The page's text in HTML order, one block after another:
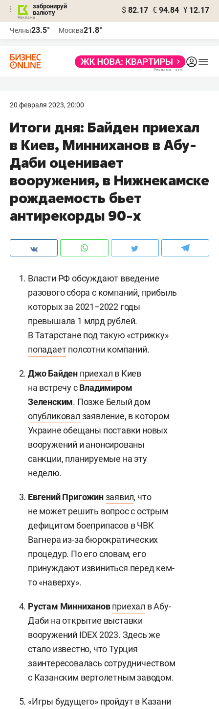
забронируй
валюту
$ 82.17 € 94.84 ¥ 12.17
Челны23.5° Москва21.8°
20 февраля 2023, 20:00
Итоги дня: Байден приехал
в Киев, Минниханов в Абу-
Даби оценивает
вооружения, в Нижнекамске
рождаемость бьет
антирекорды 90-х
Власти РФ обсуждают введение
разового сбора с компаний, прибыль
которых за 2021−2022 годы
превышала 1 млрд рублей.
В Татарстане под такую «стрижку»
попадаетполсотни компаний.
Джо Байден приехал в Киев
на встречу сВладимиром
Зеленским. Позже Белый дом
опубликовал заявление, в котором
Украине обещаны поставки новых
вооружений и анонсированы
санкции, планируемые на эту
неделю.
Евгений Пригожинзаявил, что
не может решить вопрос с острым
дефицитом боеприпасов в ЧВК
Вагнера из-за бюрократических
процедур. По его словам, его
принуждают извиниться перед кем-
то «наверху».
Рустам Минниханов приехал в Абу-
Даби на открытие выставки
вооружений IDEX 2023. Здесь же
стало известно, что Турция
заинтересовалась сотрудничеством
с Казанским вертолетным заводом.
«Игры будущего» пройдут в Казани